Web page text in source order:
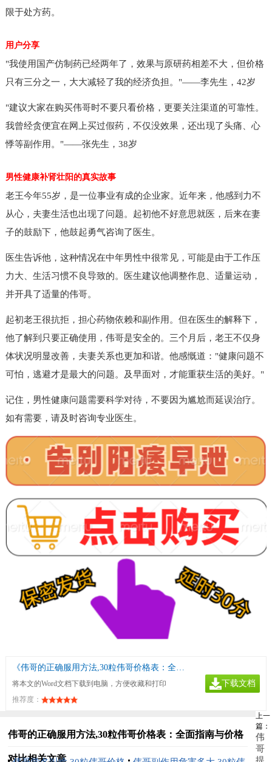
限于处方药。
用户分享
"我使用国产仿制药已经两年了，效果与原研药相差不大，但价格
只有三分之一，大大减轻了我的经济负担。"——李先生，42岁
"建议大家在购买伟哥时不要只看价格，更要关注渠道的可靠性。
我曾经贪便宜在网上买过假药，不仅没效果，还出现了头痛、心
悸等副作用。"——张先生，38岁
男性健康补肾壮阳的真实故事
老王今年55岁，是一位事业有成的企业家。近年来，他感到力不
从心，夫妻生活也出现了问题。起初他不好意思就医，后来在妻
子的鼓励下，他鼓起勇气咨询了医生。
医生告诉他，这种情况在中年男性中很常见，可能是由于工作压
力大、生活习惯不良导致的。医生建议他调整作息、适量运动，
并开具了适量的伟哥。
起初老王很抗拒，担心药物依赖和副作用。但在医生的解释下，
他了解到只要正确使用，伟哥是安全的。三个月后，老王不仅身
体状况明显改善，夫妻关系也更加和谐。他感慨道："健康问题不
可怕，逃避才是最大的问题。及早面对，才能重获生活的美好。"
记住，男性健康问题需要科学对待，不要因为尴尬而延误治疗。
如有需要，请及时咨询专业医生。
《伟哥的正确服用方法,30粒伟哥价格表：全面指南与价格对比》
将本文的Word文档下载到电脑，方便收藏和打印
推荐度：
下载文档
伟哥的正确服用方法,30粒伟哥价格表：全面指南与价格
对比相关文章
上一
篇：
伟
哥